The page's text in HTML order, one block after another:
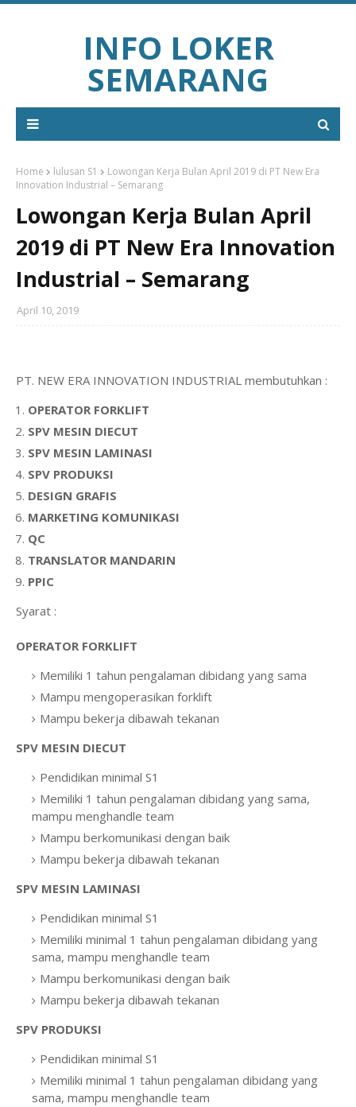
INFO LOKER
SEMARANG
Home lulusan S1
Lowongan Kerja Bulan April 2019 di PT New Era
Innovation Industrial – Semarang
Lowongan Kerja Bulan April
2019 di PT New Era Innovation
Industrial – Semarang
April 10, 2019
PT. NEW ERA INNOVATION INDUSTRIAL membutuhkan :
OPERATOR FORKLIFT
SPV MESIN DIECUT
SPV MESIN LAMINASI
SPV PRODUKSI
DESIGN GRAFIS
MARKETING KOMUNIKASI
QC
TRANSLATOR MANDARIN
PPIC
Syarat :
OPERATOR FORKLIFT
Memiliki 1 tahun pengalaman dibidang yang sama
Mampu mengoperasikan forklift
Mampu bekerja dibawah tekanan
SPV MESIN DIECUT
Pendidikan minimal S1
Memiliki 1 tahun pengalaman dibidang yang sama,
mampu menghandle team
Mampu berkomunikasi dengan baik
Mampu bekerja dibawah tekanan
SPV MESIN LAMINASI
Pendidikan minimal S1
Memiliki minimal 1 tahun pengalaman dibidang yang
sama, mampu menghandle team
Mampu berkomunikasi dengan baik
Mampu bekerja dibawah tekanan
SPV PRODUKSI
Pendidikan minimal S1
Memiliki minimal 1 tahun pengalaman dibidang yang
sama, mampu menghandle team